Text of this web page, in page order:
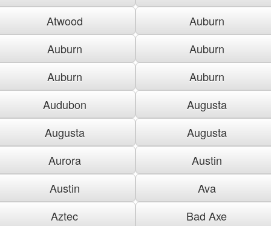
Atwood
Auburn
Auburn
Auburn
Auburn
Auburn
Audubon
Augusta
Augusta
Augusta
Aurora
Austin
Austin
Ava
Aztec
Bad Axe